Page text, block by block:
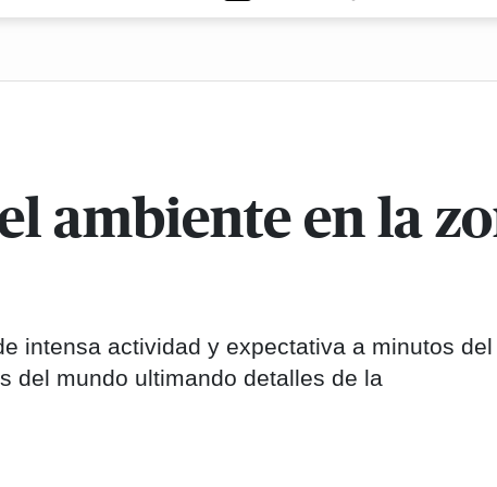
ambiente en la
intensa actividad y expectativa a minutos del
del mundo ultimando detalles de la